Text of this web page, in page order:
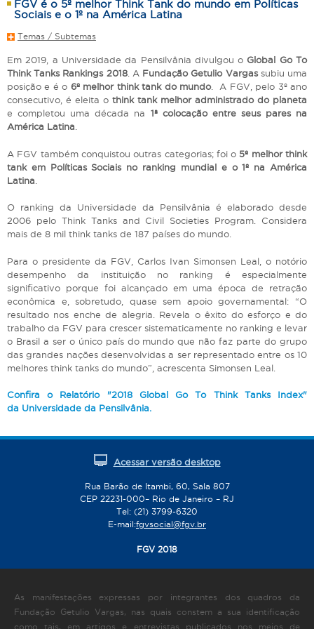
FGV é o 5º melhor Think Tank do mundo em Políticas
Sociais e o 1º na América Latina
Temas / Subtemas
Em 2019, a Universidade da Pensilvânia divulgou o Global Go To
Think Tanks Rankings 2018. A Fundação Getulio Vargas subiu uma
posição e é o 6º melhor think tank do mundo. A FGV, pelo 3º ano
consecutivo, é eleita o think tank melhor administrado do planeta
e completou uma década na 1ª colocação entre seus pares na
América Latina
A FGV também conquistou outras categorias; foi o 5º melhor think
tank em Políticas Sociais no ranking mundial e o 1º na América
Latina
O ranking da Universidade da Pensilvânia é elaborado desde
2006 pelo Think Tanks and Civil Societies Program. Considera
mais de 8 mil think tanks de 187 países do mundo.
Para o presidente da FGV, Carlos Ivan Simonsen Leal, o notório
desempenho da instituição no ranking é especialmente
significativo porque foi alcançado em uma época de retração
econômica e, sobretudo, quase sem apoio governamental: “O
resultado nos enche de alegria. Revela o êxito do esforço e do
trabalho da FGV para crescer sistematicamente no ranking e levar
o Brasil a ser o único país do mundo que não faz parte do grupo
das grandes nações desenvolvidas a ser representado entre os 10
melhores think tanks do mundo”, acrescenta Simonsen Leal.
Confira o Relatório "2018 Global Go To Think Tanks Index"
da Universidade da Pensilvânia.
Acessar versão desktop
Rua Barão de Itambi, 60, Sala 807
CEP 22231-000– Rio de Janeiro – RJ
Tel: (21) 3799-6320
E-mail:fgvsocial@fgv.br
FGV 2018
As manifestações expressas por integrantes dos quadros da
Fundação Getulio Vargas, nas quais constem a sua identificação
como tais, em artigos e entrevistas publicados nos meios de